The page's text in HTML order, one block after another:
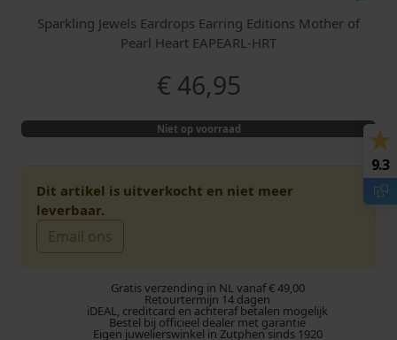
Sparkling Jewels Eardrops Earring Editions Mother of
Pearl Heart EAPEARL-HRT
€46,95
Niet op voorraad
Dit artikel is uitverkocht en niet meer
leverbaar.
Email ons
Gratis verzending in NL vanaf € 49,00
Retourtermijn 14 dagen
iDEAL, creditcard en achteraf betalen mogelijk
Bestel bij officieel dealer met garantie
Eigen juwelierswinkel in Zutphen sinds 1920
9.3